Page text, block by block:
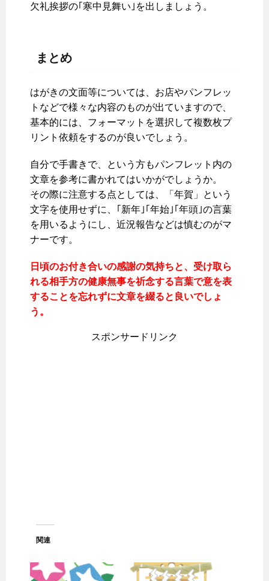
欠礼挨拶の｢寒中見舞い｣を出しましょう。
まとめ
はがきの文面等については、お店やパンフレッ
トなどで様々な内容のものが出ていますので、
基本的には、フォーマットを選択して複数枚プ
リント依頼をするのが良いでしょう。
自分で手書きで、という方もパンフレット内の
文章を参考に書かれてはいかがでしょうか。
その際に注意する点としては、「年賀」という
文字を使用せずに、｢新年｣｢年始｣｢年頭｣の言葉
を用いるようにし、近況報告などは慎むのがマ
ナーです。
日頃のお付き合いの感謝の気持ちと、受け取ら
れる相手方の健康無事を祈念する言葉で意を表
することを忘れずに文章を綴ると良いでしょ
う。
スポンサードリンク
関連